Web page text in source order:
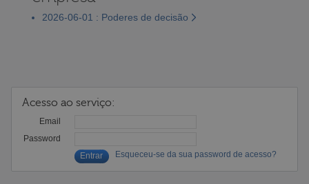
2026-06-01 : Poderes de decisão
Acesso ao serviço:
Email
Password
Esqueceu-se da sua password de acesso?